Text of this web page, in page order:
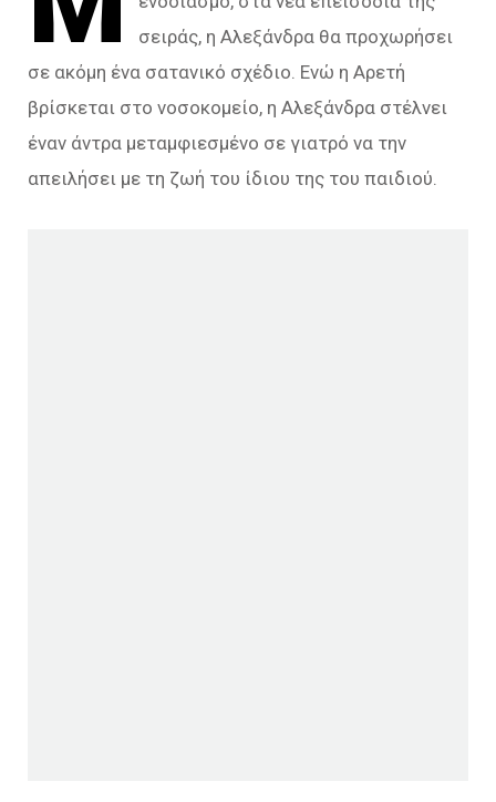
σειράς, η Αλεξάνδρα θα προχωρήσει
σε ακόμη ένα σατανικό σχέδιο. Ενώ η Αρετή
βρίσκεται στο νοσοκομείο, η Αλεξάνδρα στέλνει
έναν άντρα μεταμφιεσμένο σε γιατρό να την
απειλήσει με τη ζωή του ίδιου της του παιδιού.